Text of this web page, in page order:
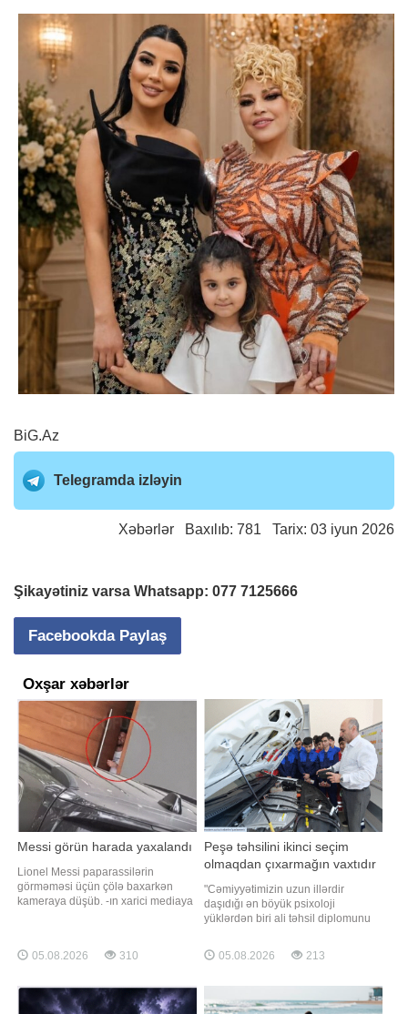
BiG.Az
Telegramda izləyin
Xəbərlər Baxılıb: 781 Tarix: 03 iyun 2026
Şikayətiniz varsa Whatsapp: 077 7125666
Facebookda Paylaş
Oxşar xəbərlər
Messi görün harada yaxalandı
Lionel Messi paparassilərin
görməməsi üçün çölə baxarkən
kameraya düşüb. -ın xarici mediaya
anda yaxalanıb və bu, maraqlı
olub. Dünya futbolunun
ulduzlarından biri olan Lione
05.08.2026 310
Peşə təhsilini ikinci seçim
olmaqdan çıxarmağın vaxtıdır
"Cəmiyyətimizin uzun illərdir
daşıdığı ən böyük psixoloji
yüklərdən biri ali təhsil diplomunu
etməsidir. "Ali təhsili olsun,
ixtisasının fərqi yoxdur" düşüncəsi
yanaşı, əmək bazarında da ciddi
05.08.2026 213